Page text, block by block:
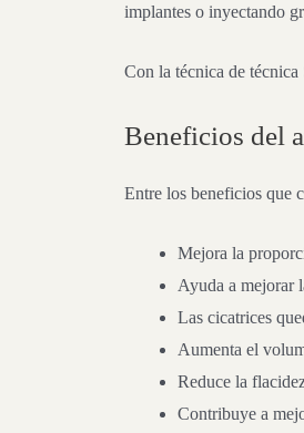
implantes o inyectando
Con la técnica de
Beneficios del
Entre los beneficios que
Mejora la
Ayuda a mejorar
Las cicatrices
Aumenta el
Reduce la
Contribuye a